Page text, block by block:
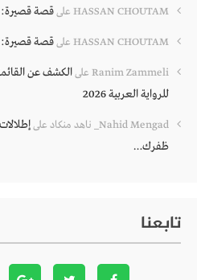
HASSAN CHOUTAM علىقصة قصيرة:
HASSAN CHOUTAM علىقصة قصيرة:
Ranim Zammeli علىالكشف عن القائمة
للرواية العربية 2026
Nahid Mengad_ ناهد منكاد على
ظفرك…
تابعنا